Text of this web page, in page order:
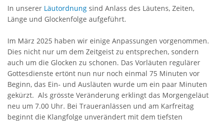
In unserer Läutordnung sind Anlass des Läutens, Zeiten,
Länge und Glockenfolge aufgeführt.
Im März 2025 haben wir einige Anpassungen vorgenommen.
Dies nicht nur um dem Zeitgeist zu entsprechen, sondern
auch um die Glocken zu schonen. Das Vorläuten regulärer
Gottesdienste ertönt nun nur noch einmal 75 Minuten vor
Beginn, das Ein- und Ausläuten wurde um ein paar Minuten
gekürzt. Als grösste Veränderung erklingt das Morgengeläut
neu um 7.00 Uhr. Bei Traueranlässen und am Karfreitag
beginnt die Klangfolge unverändert mit dem tiefsten